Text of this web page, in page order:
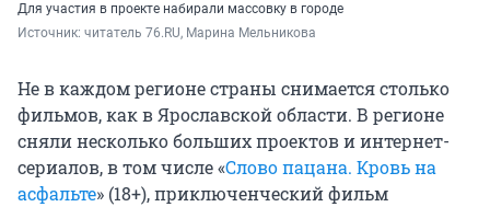
Для участия в проекте набирали массовку в городе
Источник: читатель 76.RU, Марина Мельникова
Не в каждом регионе страны снимается столько
фильмов, как в Ярославской области. В регионе
сняли несколько больших проектов и интернет-
сериалов, в том числе «Слово пацана. Кровь на
асфальте» (18+), приключенческий фильм